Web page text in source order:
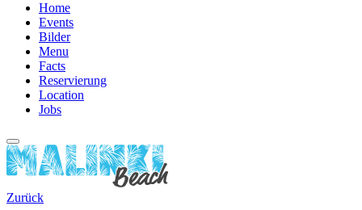
Home
Events
Bilder
Menu
Facts
Reservierung
Location
Jobs
Zurück